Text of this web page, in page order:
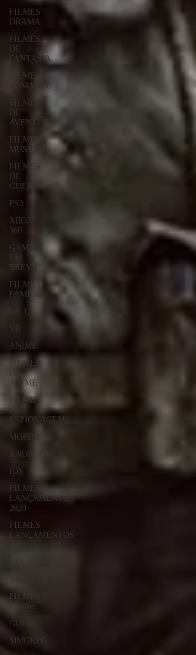
FILMES
DRAMA
FILMES
DE
FANTASIA
FILMES
ROMANCE
FILMES
DE
AVENTURA
FILMES
MUSICAIS
FILMES
DE
GUERRA
PS3
XBOX
360
GAMES
EM
BREVE
FILMES
FAMÍLIA
Wii U
VR
ANIME
FILMES
ANIME
FILME
DE
ESPIONAGEM
MOBILE
ANDROID
IOS
FILMES
LANÇAMENTOS
2020
FILMES
LANÇAMENTOS
FILMES
Thriller
GUIAS
MMORPG